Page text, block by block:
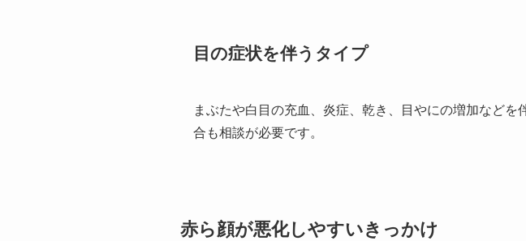
目の症状を伴うタイプ
まぶたや白目の充血、炎症、乾き、目やにの増加など
合も相談が必要です。
赤ら顔が悪化しやすいきっかけ